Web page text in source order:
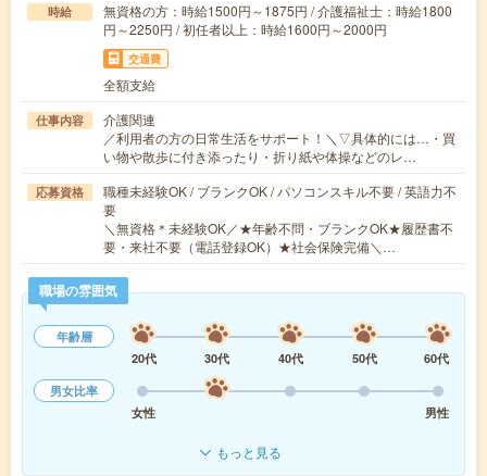
時給
無資格の方：時給1500円～1875円 / 介護福祉士：時給1800
円～2250円 / 初任者以上：時給1600円～2000円
交通費
全額支給
仕事内容
介護関連
／利用者の方の日常生活をサポート！＼▽具体的には…・買
い物や散歩に付き添ったり・折り紙や体操などのレ…
応募資格
職種未経験OK / ブランクOK / パソコンスキル不要 / 英語力不
要
＼無資格＊未経験OK／★年齢不問・ブランクOK★履歴書不
要・来社不要（電話登録OK）★社会保険完備＼…
職場の雰囲気
年齢層
20代
30代 40代 50代
60代
男女比率
女性
男性
もっと見る